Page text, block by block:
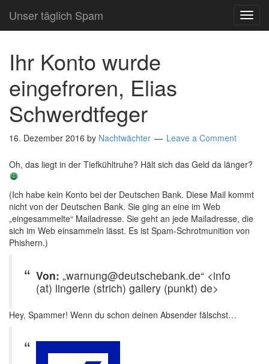
Unser täglich Spam
Ihr Konto wurde
eingefroren, Elias
Schwerdtfeger
16. Dezember 2016 by Nachtwächter Leave a Comment
Oh, das liegt in der Tiefkühltruhe? Hält sich das Geld da länger?
(Ich habe kein Konto bei der Deutschen Bank. Diese Mail kommt
nicht von der Deutschen Bank. Sie ging an eine im Web
„eingesammelte“ Mailadresse. Sie geht an jede Mailadresse, die
sich im Web einsammeln lässt. Es ist Spam-Schrotmunition von
Phishern.)
Von: „warnung@deutschebank.de“ <info
(at) lingerie (strich) gallery (punkt) de>
Hey, Spammer! Wenn du schon deinen Absender fälschst…